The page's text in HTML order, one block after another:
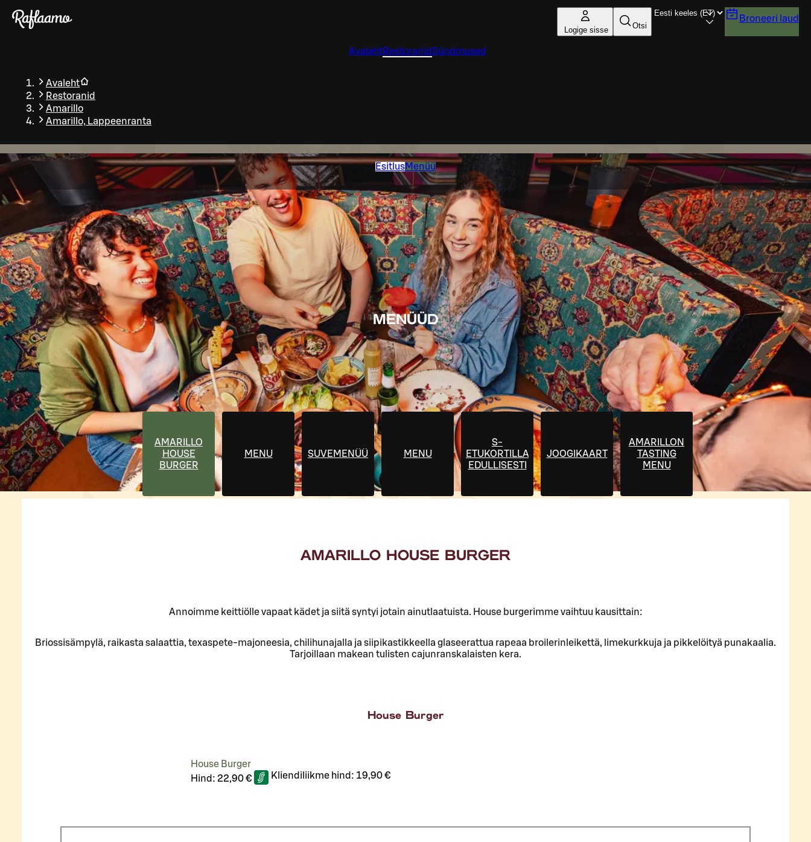
Liigu peamise sisu juurde
Logige sisse Otsi
Broneeri laud
AvalehtRestoranidSündmused
Avaleht
Restoranid
Amarillo
Amarillo, Lappeenranta
EsitlusMenüü
MENÜÜD
AMARILLO
HOUSE
BURGER
MENU SUVEMENÜÜ MENU
S-
ETUKORTILLA
EDULLISESTI
JOOGIKAART
AMARILLON
TASTING
MENU
AMARILLO HOUSE BURGER
Annoimme keittiölle vapaat kädet ja siitä syntyi jotain ainutlaatuista. House burgerimme vaihtuu kausittain:
Briossisämpylä, raikasta salaattia, texaspete-majoneesia, chilihunajalla ja siipikastikkeella glaseerattua rapeaa broilerinleikettä, limekurkkuja ja pikkelöityä punakaalia.
Tarjoillaan makean tulisten cajunranskalaisten kera.
House Burger
House Burger
Hind: 22,90 € Kliendiliikme hind: 19,90 €